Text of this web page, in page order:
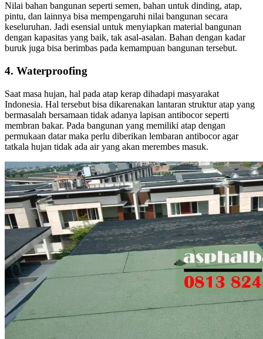
Nilai bahan bangunan seperti semen, bahan untuk dinding, atap,
pintu, dan lainnya bisa mempengaruhi nilai bangunan secara
keseluruhan. Jadi esensial untuk menyiapkan material bangunan
dengan kapasitas yang baik, tak asal-asalan. Bahan dengan kadar
buruk juga bisa berimbas pada kemampuan bangunan tersebut.
4. Waterproofing
Saat masa hujan, hal pada atap kerap dihadapi masyarakat
Indonesia. Hal tersebut bisa dikarenakan lantaran struktur atap yang
bermasalah bersamaan tidak adanya lapisan antibocor seperti
membran bakar. Pada bangunan yang memiliki atap dengan
permukaan datar maka perlu diberikan lembaran antibocor agar
tatkala hujan tidak ada air yang akan merembes masuk.